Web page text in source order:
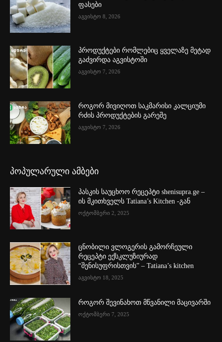
ფასები
აგვისტო 8, 2026
პროდუქტები რომლებიც ყველაზე მეტად
გაძვირდა აგვისტოში
აგვისტო 7, 2026
როგორ მივიღოთ საკმარისი კალციუმი
რძის პროდუქტების გარეშე
აგვისტო 7, 2026
პოპულარული ამბები
პასკის საუცხოო რეცეპტი shenisupra.ge –
ის მკითხველს Tatiana’s Kitchen -გან
ოქტომბერი 2, 2025
ცნობილი ვლოგერის გამორჩეული
რეცეპტი ექსკლუზიურად
“შენისუფრისთვის” – Tatiana’s kitchen
აგვისტო 18, 2025
როგორ შევინახოთ მწვანილი მაცივარში
ოქტომბერი 7, 2025